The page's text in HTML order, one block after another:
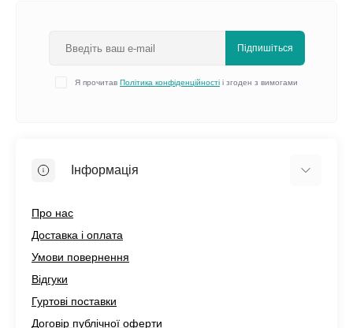
Підпишіться
Я прочитав Політика конфіденційності і згоден з вимогами
Інформація
Про нас
Доставка і оплата
Умови повернення
Відгуки
Гуртові поставки
Договір публічної оферти